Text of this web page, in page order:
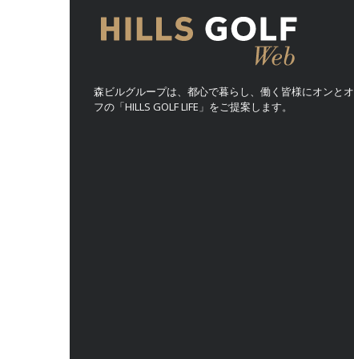
森ビルグループは、都心で暮らし、働く皆様にオンとオ
フの「HILLS GOLF LIFE」をご提案します。